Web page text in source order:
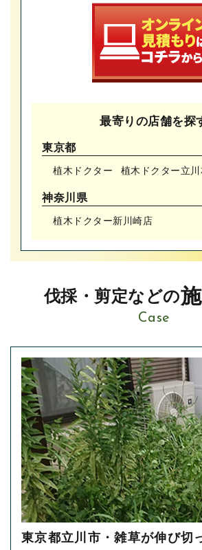
最寄りの店舗を探
東京都
植木ドクター 植木ドクター⽴
神奈川県
植木ドクター新川崎店
伐採・剪定などの
Case
東京都立川市・雑草が伸び切